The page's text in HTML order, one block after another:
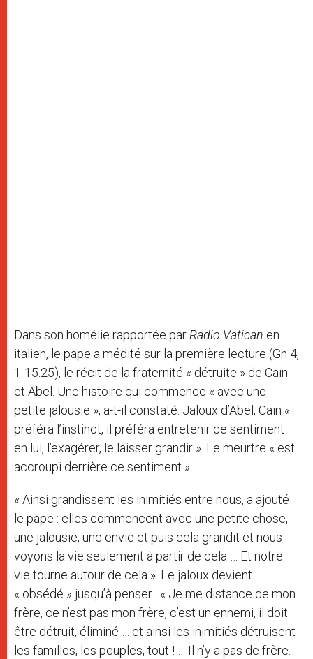
Dans son homélie rapportée parRadio Vatican en
italien, le pape a médité sur la première lecture (Gn 4,
1-15.25), le récit de la fraternité « détruite » de Caïn
et Abel. Une histoire qui commence « avec une
petite jalousie », a-t-il constaté. Jaloux d’Abel, Caïn «
préféra l’instinct, il préféra entretenir ce sentiment
en lui, l’exagérer, le laisser grandir ». Le meurtre « est
accroupi derrière ce sentiment ».
« Ainsi grandissent les inimitiés entre nous, a ajouté
le pape : elles commencent avec une petite chose,
une jalousie, une envie et puis cela grandit et nous
voyons la vie seulement à partir de cela … Et notre
vie tourne autour de cela ». Le jaloux devient
« obsédé » jusqu’à penser : « Je me distance de mon
frère, ce n’est pas mon frère, c’est un ennemi, il doit
être détruit, éliminé … et ainsi les inimitiés détruisent
les familles, les peuples, tout ! … Il n’y a pas de frère.